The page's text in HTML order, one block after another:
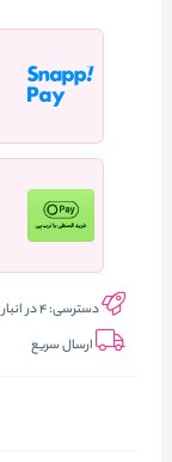
دسترسی:4 در انبار
ارسال سریع